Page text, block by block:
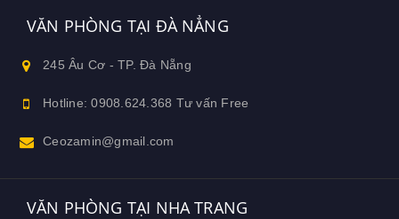
VĂN PHÒNG TẠI ĐÀ NẲNG
245 Âu Cơ - TP. Đà Nẵng
Hotline: 0908.624.368 Tư vấn Free
Ceozamin@gmail.com
VĂN PHÒNG TẠI NHA TRANG